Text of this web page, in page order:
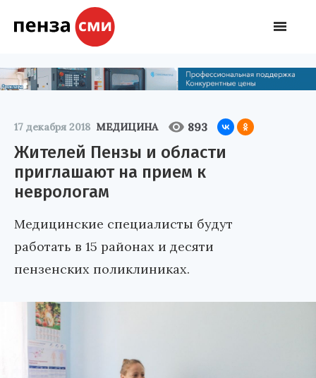
17 декабря 2018 МЕДИЦИНА 893
Жителей Пензы и области
приглашают на прием к
неврологам
Медицинские специалисты будут
работать в 15 районах и десяти
пензенских поликлиниках.